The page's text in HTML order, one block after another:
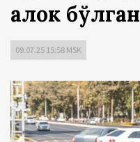
ҳалок бўлган
09.07.25 15:58 MSK